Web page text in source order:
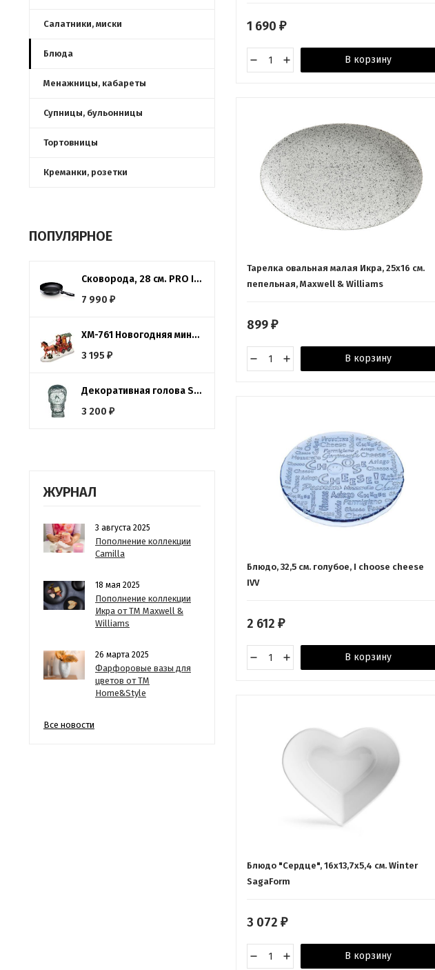
Салатники, миски
Блюда
Менажницы, кабареты
Супницы, бульонницы
Тортовницы
Креманки, розетки
ПОПУЛЯРНОЕ
Сковорода, 28 см. PRO INDUC Beka
7 990 ₽
XM-761 Новогодняя миниатюра с подсветкой
3 195 ₽
Декоративная голова San Miguel Череп, 26 см.
3 200 ₽
ЖУРНАЛ
3 августа 2025
Пополнение коллекции
Camilla
18 мая 2025
Пополнение коллекции
Икра от ТМ Maxwell &
Williams
26 марта 2025
Фарфоровые вазы для
цветов от ТМ
Home&Style
Все новости
1 690 ₽
В корзину
Тарелка овальная малая Икра, 25х16 см.
пепельная, Maxwell & Williams
899 ₽
В корзину
Блюдо, 32,5 см. голубое, I choose cheese
IVV
2 612 ₽
В корзину
Блюдо "Сердце", 16x13,7x5,4 см. Winter
SagaForm
3 072 ₽
В корзину